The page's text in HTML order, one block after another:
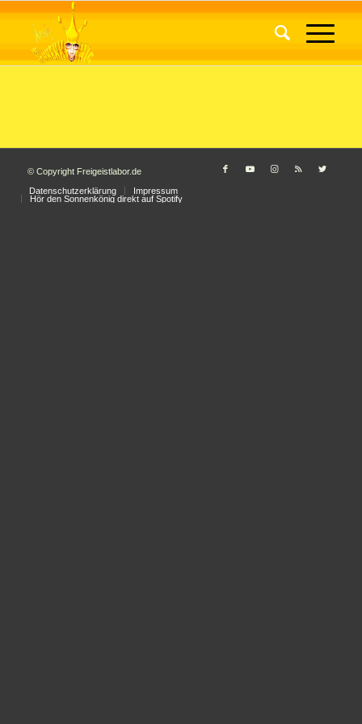
© Copyright Freigeistlabor.de
Datenschutzerklärung
Impressum
Hör den Sonnenkönig direkt auf Spotify